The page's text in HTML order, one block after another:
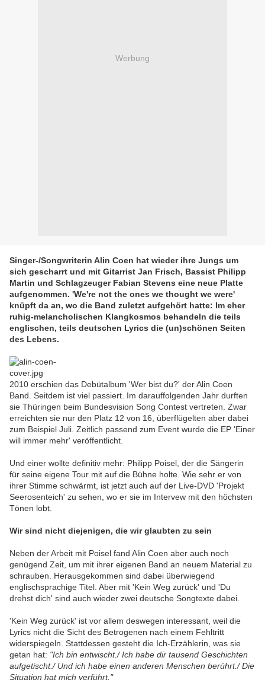
Werbung
Singer-/Songwriterin Alin Coen hat wieder ihre Jungs um
sich gescharrt und mit Gitarrist Jan Frisch, Bassist Philipp
Martin und Schlagzeuger Fabian Stevens eine neue Platte
aufgenommen. 'We're not the ones we thought we were'
knüpft da an, wo die Band zuletzt aufgehört hatte: Im eher
ruhig-melancholischen Klangkosmos behandeln die teils
englischen, teils deutschen Lyrics die (un)schönen Seiten
des Lebens.
2010 erschien das Debütalbum 'Wer bist du?' der Alin Coen
Band. Seitdem ist viel passiert. Im darauffolgenden Jahr durften
sie Thüringen beim Bundesvision Song Contest vertreten. Zwar
erreichten sie nur den Platz 12 von 16, überflügelten aber dabei
zum Beispiel Juli. Zeitlich passend zum Event wurde die EP 'Einer
will immer mehr' veröffentlicht.
Und einer wollte definitiv mehr: Philipp Poisel, der die Sängerin
für seine eigene Tour mit auf die Bühne holte. Wie sehr er von
ihrer Stimme schwärmt, ist jetzt auch auf der Live-DVD 'Projekt
Seerosenteich' zu sehen, wo er sie im Intervew mit den höchsten
Tönen lobt.
Wir sind nicht diejenigen, die wir glaubten zu sein
Neben der Arbeit mit Poisel fand Alin Coen aber auch noch
genügend Zeit, um mit ihrer eigenen Band an neuem Material zu
schrauben. Herausgekommen sind dabei überwiegend
englischsprachige Titel. Aber mit 'Kein Weg zurück' und 'Du
drehst dich' sind auch wieder zwei deutsche Songtexte dabei.
'Kein Weg zurück' ist vor allem deswegen interessant, weil die
Lyrics nicht die Sicht des Betrogenen nach einem Fehltritt
widerspiegeln. Stattdessen gesteht die Ich-Erzählerin, was sie
getan hat: "Ich bin entwischt./ Ich habe dir tausend Geschichten
aufgetischt./ Und ich habe einen anderen Menschen berührt./ Die
Situation hat mich verführt."